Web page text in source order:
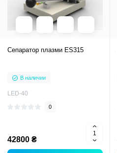
Сепаратор плазми ES315
В наличии
LED-40
0
42800 ₴